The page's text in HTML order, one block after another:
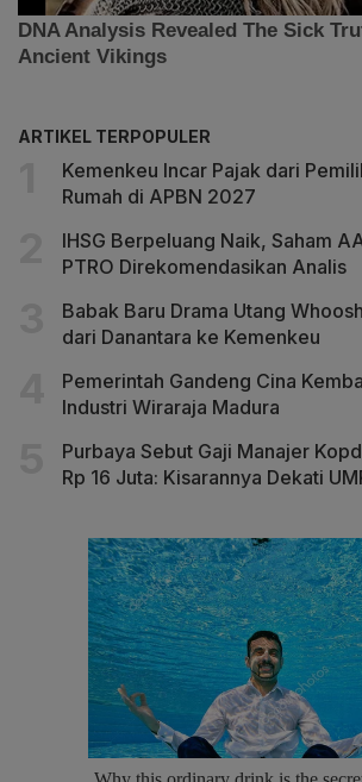
ARTIKEL TERPOPULER
Kemenkeu Incar Pajak dari
Rumah di APBN 2027
IHSG Berpeluang Naik, Saham
PTRO Direkomendasikan Analis
Babak Baru Drama Utang
dari Danantara ke Kemenkeu
Pemerintah Gandeng Cina
Industri Wiraraja Madura
Purbaya Sebut Gaji Manajer
Rp 16 Juta: Kisarannya Dekati